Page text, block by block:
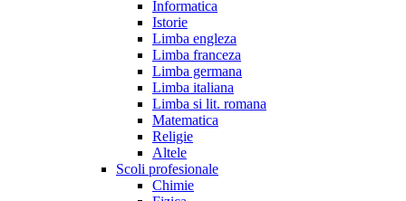
Informatica
Istorie
Limba engleza
Limba franceza
Limba germana
Limba italiana
Limba si lit. romana
Matematica
Religie
Altele
Scoli profesionale
Chimie